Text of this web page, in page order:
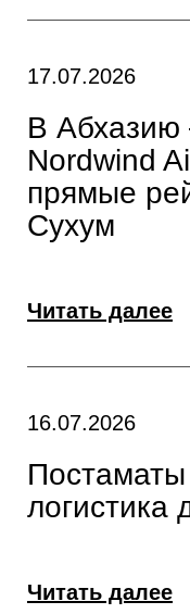
17.07.2026
В Абхазию
Nordwind
прямые
Сухум
Читать далее
16.07.2026
логистика
Читать далее